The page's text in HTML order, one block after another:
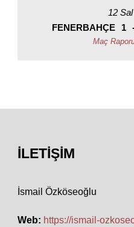
12
FENERBAHÇE
1
İLETIŞIM
İsmail Özköseoğlu
Web: https://ismail-